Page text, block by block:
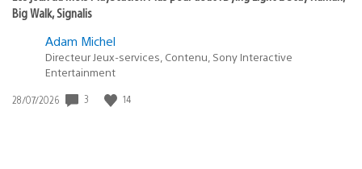
Big Walk, Signalis
Adam Michel
Directeur Jeux-services, Contenu, Sony Interactive
Entertainment
Date
28/07/2026 3 14